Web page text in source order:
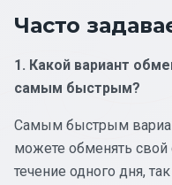
Часто
1. Какой вариант
самым быстрым?
Самым быстрым
можете обменять
течение одного дня,